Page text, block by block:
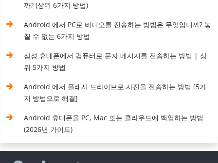
까? (상위 6가지 방법)
Android 에서 PC로 비디오를 전송하는 방법은 무엇입니까? 놓
칠 수 없는 6가지 방법
삼성 휴대폰에서 컴퓨터로 문자 메시지를 전송하는 방법 | 상
위 5가지 방법
Android 에서 플래시 드라이브로 사진을 전송하는 방법 [5가
지 방법으로 해결]
Android 휴대폰을 PC, Mac 또는 클라우드에 백업하는 방법
(2026년 가이드)